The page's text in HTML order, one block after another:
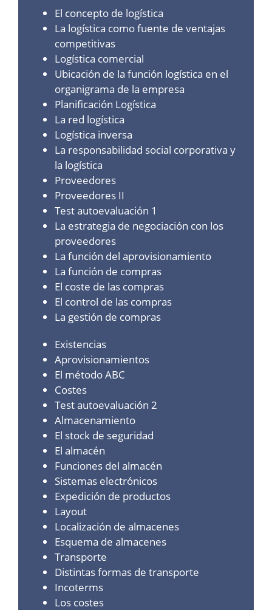
El concepto de logística
La logística como fuente de ventajas
competitivas
Logística comercial
Ubicación de la función logística en el
organigrama de la empresa
Planificación Logística
La red logística
Logística inversa
La responsabilidad social corporativa y
la logística
Proveedores
Proveedores II
Test autoevaluación 1
La estrategia de negociación con los
proveedores
La función del aprovisionamiento
La función de compras
El coste de las compras
El control de las compras
La gestión de compras
Existencias
Aprovisionamientos
El método ABC
Costes
Test autoevaluación 2
Almacenamiento
El stock de seguridad
El almacén
Funciones del almacén
Sistemas electrónicos
Expedición de productos
Layout
Localización de almacenes
Esquema de almacenes
Transporte
Distintas formas de transporte
Incoterms
Los costes